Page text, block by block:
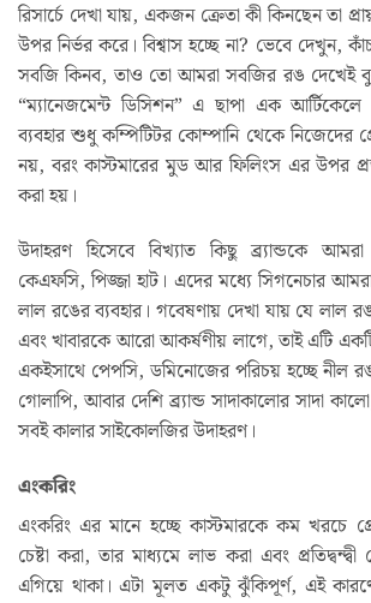
রিসার্চে দেখা যায়, একজন ক্রেতা কী কিনছেন তা
উপর নির্ভর করে। বিশ্বাস হচ্ছে না? ভেবে দেখুন,
সবজি কিনব, তাও তো আমরা সবজির রঙ দেখেই
“ম্যানেজমেন্ট ডিসিশন” এ ছাপা এক
ব্যবহার শুধু কম্পিটিটর কোম্পানি থেকে নিজেদের
নয়, বরং কাস্টমারের মুড আর ফিলিংস এর উপর
করা হয়।
উদাহরণ হিসেবে বিখ্যাত কিছু ব্র‍্যান্ডকে
কেএফসি, পিজ্জা হাট। এদের মধ্যে সিগনেচার
লাল রঙের ব্যবহার। গবেষণায় দেখা যায় যে লাল
এবং খাবারকে আরো আকর্ষণীয় লাগে, তাই এটি
একইসাথে পেপসি, ডমিনোজের পরিচয় হচ্ছে নীল
গোলাপি, আবার দেশি ব্র‍্যান্ড সাদাকালোর সাদা
সবই কালার সাইকোলজির উদাহরণ।
এংকরিং
এংকরিং এর মানে হচ্ছে কাস্টমারকে কম খরচে
চেষ্টা করা, তার মাধ্যমে লাভ করা এবং
এগিয়ে থাকা। এটা মূলত একটু ঝুঁকিপূর্ণ, এই